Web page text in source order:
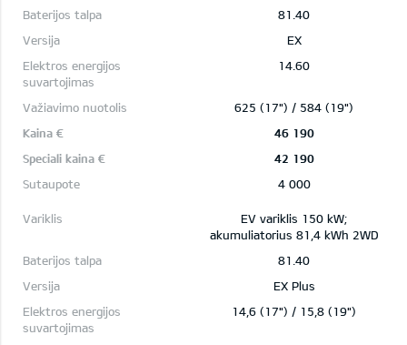
81.40
EX
14.60
625 (17") / 584 (19")
46 190
42 190
4 000
EV variklis 150 kW;
akumuliatorius 81,4 kWh 2WD
81.40
EX Plus
14,6 (17") / 15,8 (19")